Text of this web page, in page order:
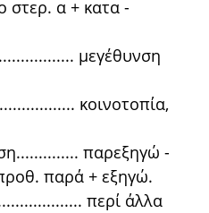
στερ. α + κατα -
μεγέθυνση
κοινοτοπία,
παρεξηγώ -
παρά + εξηγώ.
περί άλλα